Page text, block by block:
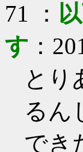
71 ：
す ：
とり
るん
でき